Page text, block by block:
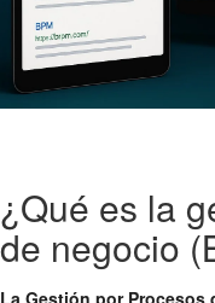
¿Qué es la
de negocio
La Gestión por Procesos